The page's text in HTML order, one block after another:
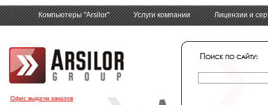
Офис выдачи заказов
Компьютеры "Arsilor" Услуги компании Лицензии и